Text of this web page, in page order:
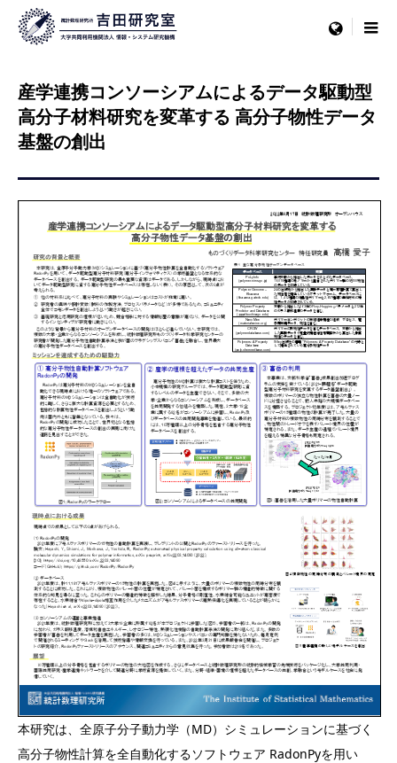
menu
産学連携コンソーシアムによるデータ駆動型
高分子材料研究を変革する 高分子物性データ
基盤の創出
本研究は、全原子分子動力学（MD）シミュレーションに基づく
高分子物性計算を全自動化するソフトウェア RadonPyを用い